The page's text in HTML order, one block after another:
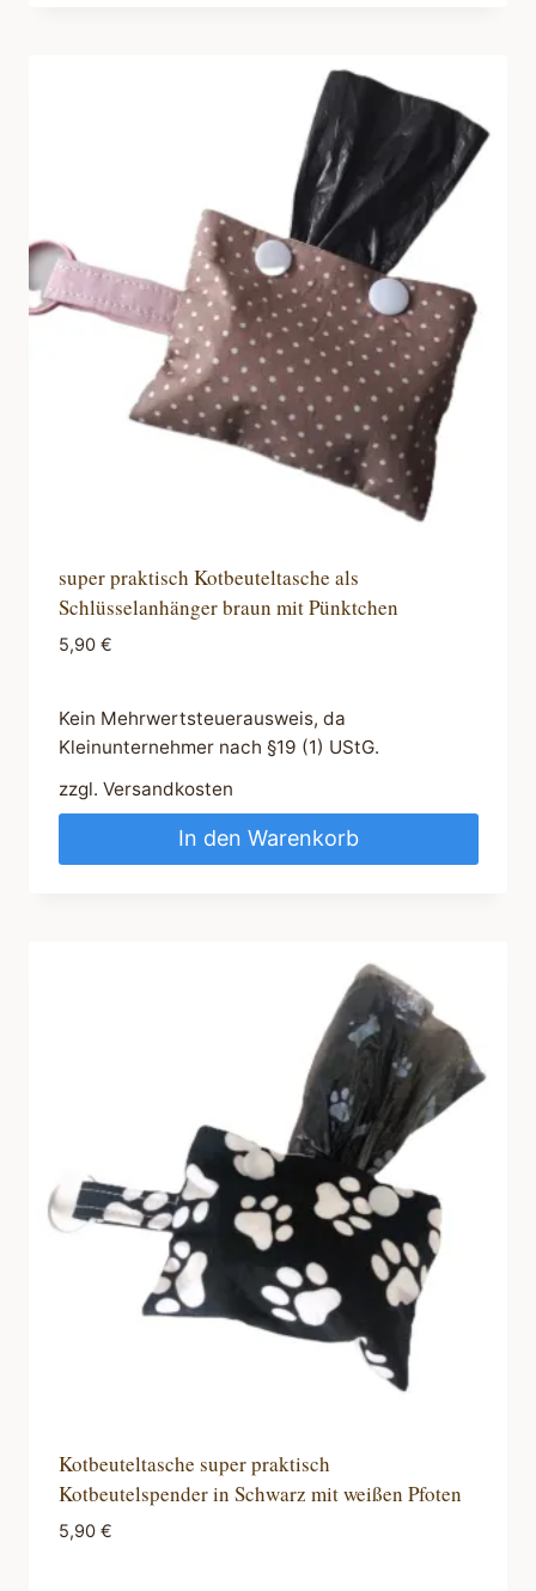
super praktisch Kotbeuteltasche als
Schlüsselanhänger braun mit Pünktchen
5,90 €
Kein Mehrwertsteuerausweis, da
Kleinunternehmer nach §19 (1) UStG.
zzgl. Versandkosten
In den Warenkorb
Kotbeuteltasche super praktisch
Kotbeutelspender in Schwarz mit weißen Pfoten
5,90 €